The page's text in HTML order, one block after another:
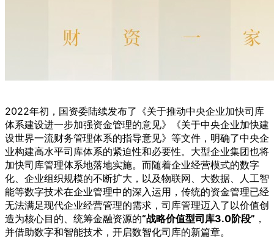
2022年初，国资委陆续发布了《关于推动中央企业加快司库
体系建设进一步加强资金管理的意见》《关于中央企业加快建
设世界一流财务管理体系的指导意见》等文件，明确了中央企
业构建高水平司库体系的紧迫性和必要性。大型企业集团也将
加快司库管理体系地落地实施。而随着企业经营模式的数字
化、企业组织规模的不断扩大，以及物联网、大数据、人工智
能等数字技术在企业管理中的深入运用，传统的资金管理已经
无法满足现代企业经营管理的需求，司库管理迈入了以价值创
造为核心目的、统筹金融资源的“战略价值型司库3.0阶段” ，
并借助数字和智能技术，开启数智化司库的新篇章。